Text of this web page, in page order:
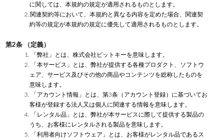
に関しては、本規約の規定が適用されるものとします。
2.関連契約等において、本規約と異なる内容を定めた場合、関連契
約等の規定が本規約の規定に優先して適用されるものとします。
第2条 （定義）
1. 「弊社」とは、株式会社ビットキーを意味します。
2. 「本サービス」とは、弊社が提供する各種プロダクト、ソフトウ
ェア、サービス及びその他の商品やコンテンツを総称したものを
意味します。
3. 「アカウント情報」とは、第3条（アカウント登録）に基づいてお
客様が登録する法人又は個人に関連する情報を意味します。
4. 「レンタル品」とは、弊社が本サービスに際して提供する製品の
うち、お客様にレンタルされる製品を意味します。
5. 「利用者向けソフトウェア」とは、お客様がレンタル品であるス